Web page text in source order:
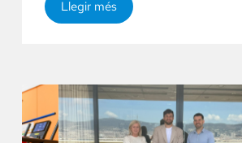
Llegir més